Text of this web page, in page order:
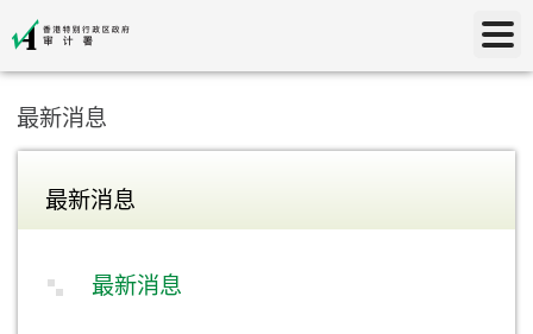
最新消息
最新消息
最新消息